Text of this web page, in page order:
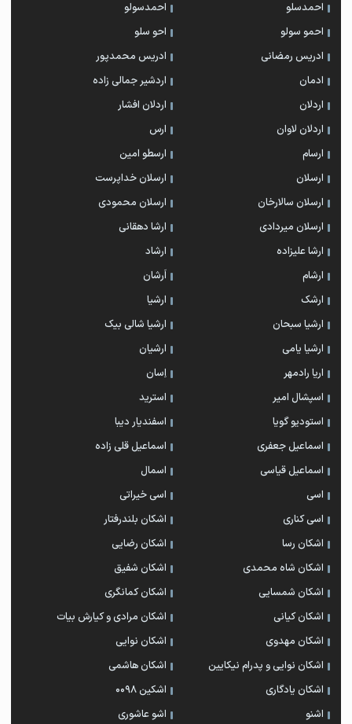
احمدسلو
احمدسولو
احمو سولو
احو سلو
ادریس رمضانی
ادریس محمدپور
ادمان
اردشیر جمالی زاده
اردلان
اردلان افشار
اردلان لاوان
ارس
ارسام
ارسطو امین
ارسلان
ارسلان خداپرست
ارسلان سالارخان
ارسلان محمودی
ارسلان میردادی
ارشا دهقانی
ارشا علیزاده
ارشاد
ارشام
اَرشان
ارشک
ارشیا
ارشیا سبحان
ارشیا شالی بیک
ارشیا یامی
ارشیان
اریا رادمهر
اِسان
اسپشال امیر
استرید
استودیو گویا
اسفندیار دیبا
اسماعیل جعفری
اسماعیل قلی زاده
اسماعیل قیاسی
اسمال
اسی
اسی خیراتی
اسی کناری
اشکان بلندرفتار
اشکان رسا
اشکان رضایی
اشکان شاه محمدی
اشکان شفیق
اشکان شمسایی
اشکان‌ کمانگری
اشکان کیانی
اشکان مرادی و کیارش بیات
اشکان مهدوی
اشکان نوایی
اشکان نوایی و پدرام نیکایین
اشکان هاشمی
اشکان یادگاری
اشکین ۰۰۹۸
اشنو
اشو عاشوری